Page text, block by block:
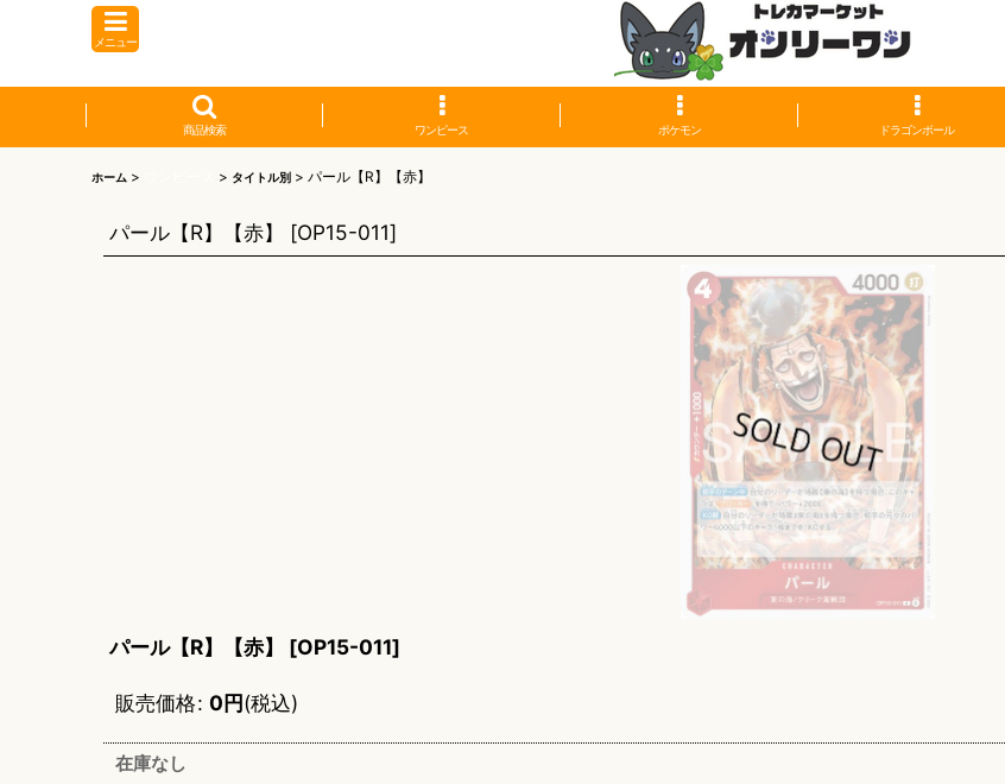
メニュー
商品検索 ワンピース ポケモン ドラゴンボール
ホーム > > タイトル別 > パール【R】【赤】
パール【R】【赤】 [OP15-011]
パール【R】【赤】 [OP15-011]
販売価格: 0円(税込)
在庫なし